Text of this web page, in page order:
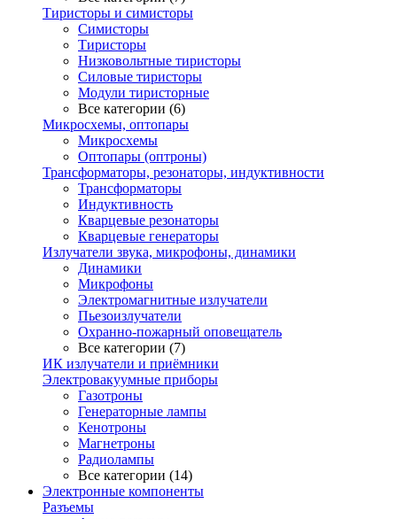
Тиристоры и симисторы
Симисторы
Тиристоры
Низковольтные тиристоры
Силовые тиристоры
Модули тиристорные
Все категории (6)
Микросхемы, оптопары
Микросхемы
Оптопары (оптроны)
Трансформаторы, резонаторы, индуктивности
Трансформаторы
Индуктивность
Кварцевые резонаторы
Кварцевые генераторы
Излучатели звука, микрофоны, динамики
Динамики
Микрофоны
Электромагнитные излучатели
Пьезоизлучатели
Охранно-пожарный оповещатель
Все категории (7)
ИК излучатели и приёмники
Электровакуумные приборы
Газотроны
Генераторные лампы
Кенотроны
Магнетроны
Радиолампы
Все категории (14)
Электронные компоненты
Разъемы